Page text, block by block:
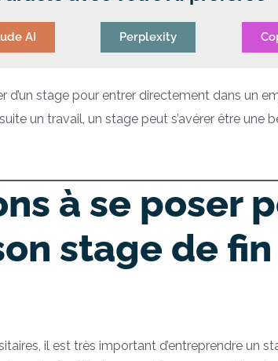
AI Perplexity
d’un stage pour entrer directement dans un
un travail, un stage peut s’avérer être une
à se poser
stage de fin
il est très important d’entreprendre un